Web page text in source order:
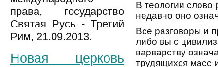
права, государство
Святая Русь - Третий
Рим, 21.09.2013.
Новая церковь
В теологии слово
недавно оно
Все разговоры и
либо вы с
варварству
трудящихся масс